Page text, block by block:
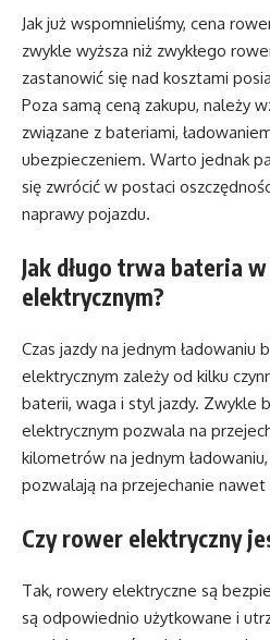
Jak już wspomnieliśmy, cena
zwykle wyższa niż zwykłego
zastanowić się nad kosztami
Poza samą ceną zakupu, należy
związane z bateriami,
ubezpieczeniem. Warto jednak
się zwrócić w postaci
naprawy pojazdu.
Jak długo trwa bateria
elektrycznym?
Czas jazdy na jednym ładowaniu
elektrycznym zależy od kilku
baterii, waga i styl jazdy. Zwykle
elektrycznym pozwala na
kilometrów na jednym
pozwalają na przejechanie
Czy rower elektryczny
Tak, rowery elektryczne są
są odpowiednio użytkowane i